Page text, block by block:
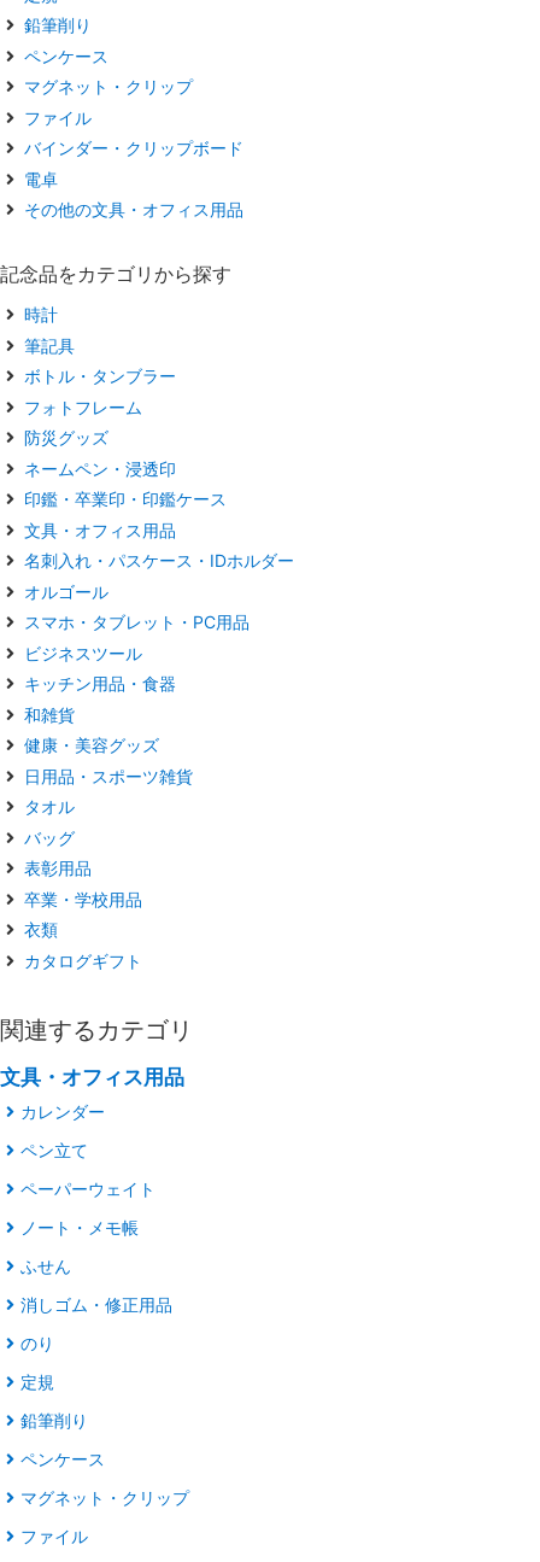
鉛筆削り
ペンケース
マグネット・クリップ
ファイル
バインダー・クリップボード
電卓
その他の文具・オフィス用品
記念品をカテゴリから探す
時計
筆記具
ボトル・タンブラー
フォトフレーム
防災グッズ
ネームペン・浸透印
印鑑・卒業印・印鑑ケース
文具・オフィス用品
名刺入れ・パスケース・IDホルダー
オルゴール
スマホ・タブレット・PC用品
ビジネスツール
キッチン用品・食器
和雑貨
健康・美容グッズ
日用品・スポーツ雑貨
タオル
バッグ
表彰用品
卒業・学校用品
衣類
カタログギフト
関連するカテゴリ
文具・オフィス用品
カレンダー
ペン立て
ペーパーウェイト
ノート・メモ帳
ふせん
消しゴム・修正用品
のり
定規
鉛筆削り
ペンケース
マグネット・クリップ
ファイル